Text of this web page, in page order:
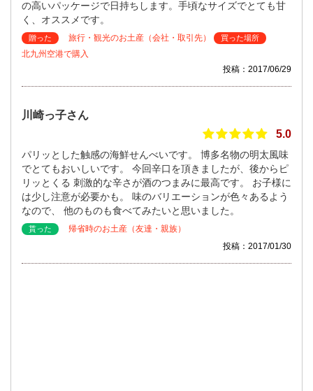
の高いパッケージで日持ちします。手頃なサイズでとても甘
く、オススメです。
贈った 旅行・観光のお土産（会社・取引先） 買った場所
北九州空港で購入
投稿：2017/06/29
川崎っ子さん
5.0
パリッとした触感の海鮮せんべいです。 博多名物の明太風味
でとてもおいしいです。 今回辛口を頂きましたが、後からピ
リッとくる 刺激的な辛さが酒のつまみに最高です。 お子様に
は少し注意が必要かも。 味のバリエーションが色々あるよう
なので、 他のものも食べてみたいと思いました。
貰った
帰省時のお土産（友達・親族）
投稿：2017/01/30